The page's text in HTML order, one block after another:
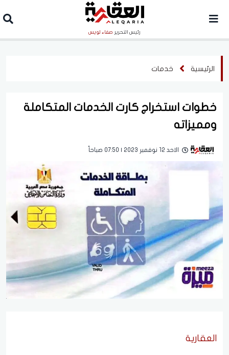
رئيس التحرير صفاء لويس
الرئيسية خدمات
خطوات استخراج كارت الخدمات المتكاملة
ومميزاته
الاحد 12 نوفمبر 2023 | 07:50 صباحاً
العقارية